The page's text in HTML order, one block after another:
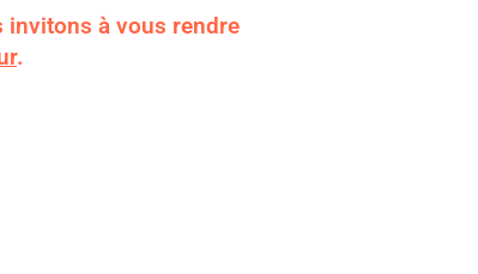
invitons à vous rendre
.